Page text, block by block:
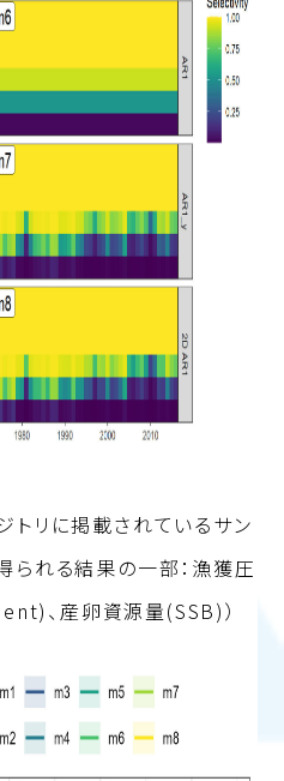
トリに掲載されているサン
られる結果の一部：漁獲圧
、産卵資源量(SSB)）